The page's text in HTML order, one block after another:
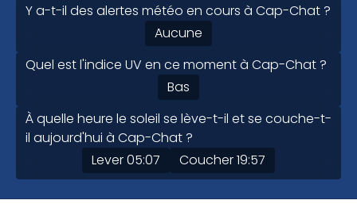
Y a-t-il des alertes météo en cours à Cap-Chat ?
Aucune
Quel est l'indice UV en ce moment à Cap-Chat ?
Bas
À quelle heure le soleil se lève-t-il et se couche-t-
il aujourd'hui à Cap-Chat ?
Lever05:07 Coucher19:57